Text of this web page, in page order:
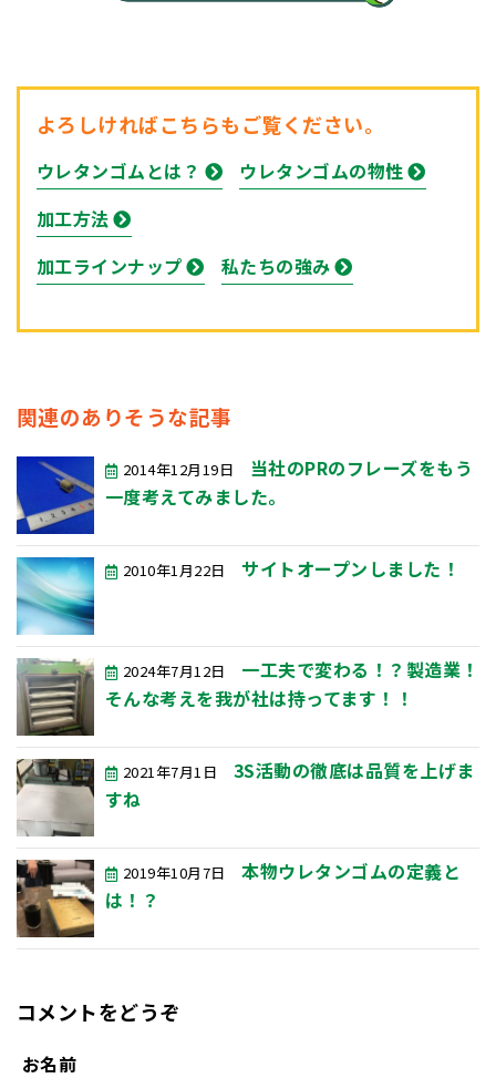
よろしければこちらもご覧ください。
ウレタンゴムとは？
ウレタンゴムの物性
加工方法
加工ラインナップ
私たちの強み
関連のありそうな記事
2014年12月19日
当社のPRのフレーズをもう
一度考えてみました。
2010年1月22日 サイトオープンしました！
2024年7月12日
一工夫で変わる！？製造業！
そんな考えを我が社は持ってます！！
2021年7月1日
3S活動の徹底は品質を上げま
すね
2019年10月7日
本物ウレタンゴムの定義と
は！？
コメントをどうぞ
お名前